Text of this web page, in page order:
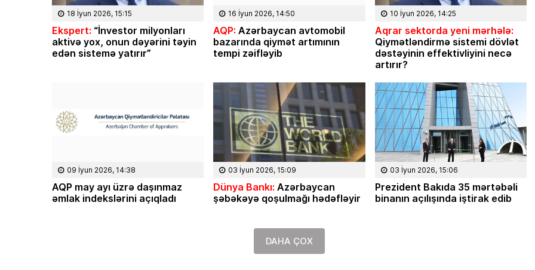
18 İyun 2026, 15:15
Ekspert: “İnvestor milyonları
aktivə yox, onun dəyərini təyin
edən sistemə yatırır”
16 İyun 2026, 14:50
AQP: Azərbaycan avtomobil
bazarında qiymət artımının
tempi zəifləyib
10 İyun 2026, 14:25
Aqrar sektorda yeni mərhələ:
Qiymətləndirmə sistemi dövlət
dəstəyinin effektivliyini necə
artırır?
09 İyun 2026, 14:38
AQP may ayı üzrə daşınmaz
əmlak indekslərini açıqladı
03 İyun 2026, 15:09
Dünya Bankı: Azərbaycan
şəbəkəyə qoşulmağı hədəfləyir
03 İyun 2026, 15:06
Prezident Bakıda 35 mərtəbəli
binanın açılışında iştirak edib
DAHA ÇOX
Masallı rayonunun Ərkivan qəsəbəsaində
anadan olub. Memarlıq və İnşaat
Universitetini iqtisadçı-mühəndis ixtisası
üzrə bitirib. İqtisad elmləri doktorudur.
Hazırda Elm və […]